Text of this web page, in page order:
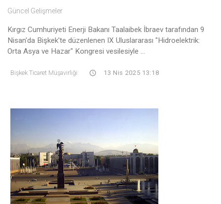
Güncel Gelişmeler
Kırgız Cumhuriyeti Enerji Bakanı Taalaibek İbraev tarafından 9
Nisan'da Bişkek'te düzenlenen IX Uluslararası "Hidroelektrik:
Orta Asya ve Hazar" Kongresi vesilesiyle ...
Bişkek Ticaret Müşavirliği 13 Nis 2025 13:18